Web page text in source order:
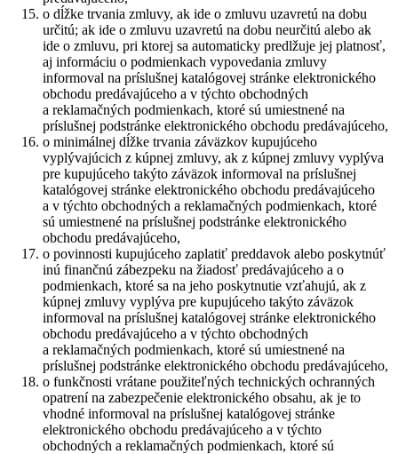
o dĺžke trvania zmluvy, ak ide o zmluvu uzavretú na dobu
určitú; ak ide o zmluvu uzavretú na dobu neurčitú alebo ak
ide o zmluvu, pri ktorej sa automaticky predlžuje jej platnosť,
aj informáciu o podmienkach vypovedania zmluvy
informoval na príslušnej katalógovej stránke elektronického
obchodu predávajúceho a v týchto obchodných
a reklamačných podmienkach, ktoré sú umiestnené na
príslušnej podstránke elektronického obchodu predávajúceho,
o minimálnej dĺžke trvania záväzkov kupujúceho
vyplývajúcich z kúpnej zmluvy, ak z kúpnej zmluvy vyplýva
pre kupujúceho takýto záväzok informoval na príslušnej
katalógovej stránke elektronického obchodu predávajúceho
a v týchto obchodných a reklamačných podmienkach, ktoré
sú umiestnené na príslušnej podstránke elektronického
obchodu predávajúceho,
o povinnosti kupujúceho zaplatiť preddavok alebo poskytnúť
inú finančnú zábezpeku na žiadosť predávajúceho a o
podmienkach, ktoré sa na jeho poskytnutie vzťahujú, ak z
kúpnej zmluvy vyplýva pre kupujúceho takýto záväzok
informoval na príslušnej katalógovej stránke elektronického
obchodu predávajúceho a v týchto obchodných
a reklamačných podmienkach, ktoré sú umiestnené na
príslušnej podstránke elektronického obchodu predávajúceho,
o funkčnosti vrátane použiteľných technických ochranných
opatrení na zabezpečenie elektronického obsahu, ak je to
vhodné informoval na príslušnej katalógovej stránke
elektronického obchodu predávajúceho a v týchto
obchodných a reklamačných podmienkach, ktoré sú